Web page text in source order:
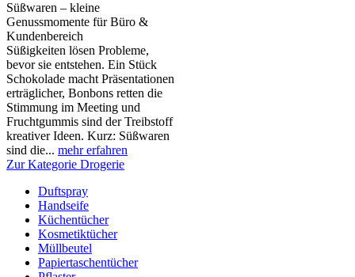
Süßwaren – kleine
Genussmomente für Büro &
Kundenbereich
Süßigkeiten lösen Probleme,
bevor sie entstehen. Ein Stück
Schokolade macht Präsentationen
erträglicher, Bonbons retten die
Stimmung im Meeting und
Fruchtgummis sind der Treibstoff
kreativer Ideen. Kurz: Süßwaren
sind die... mehr erfahren
Zur Kategorie Drogerie
Duftspray
Handseife
Küchentücher
Kosmetiktücher
Müllbeutel
Papiertaschentücher